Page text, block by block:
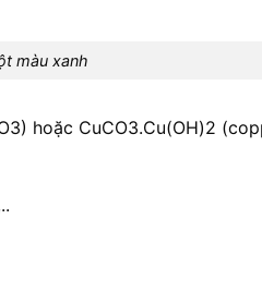
màu xanh
hoặc CuCO3.Cu(OH)2